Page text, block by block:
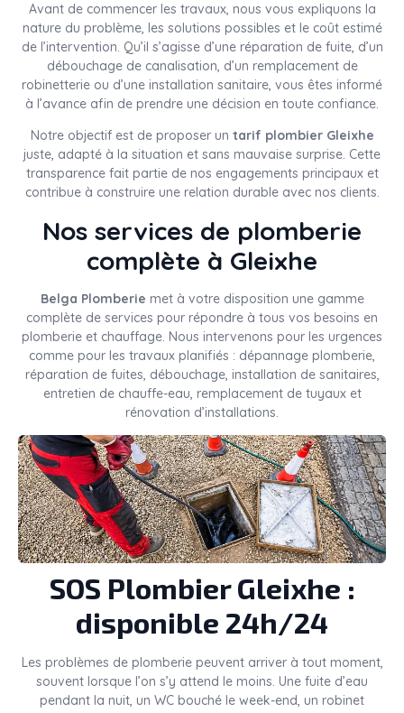
Avant de commencer les travaux, nous vous expliquons la
nature du problème, les solutions possibles et le coût estimé
de l’intervention. Qu’il s’agisse d’une réparation de fuite, d’un
débouchage de canalisation, d’un remplacement de
robinetterie ou d’une installation sanitaire, vous êtes informé
à l’avance afin de prendre une décision en toute confiance.
Notre objectif est de proposer un tarif plombier Gleixhe
juste, adapté à la situation et sans mauvaise surprise. Cette
transparence fait partie de nos engagements principaux et
contribue à construire une relation durable avec nos clients.
Nos services de plomberie
complète à Gleixhe
Belga Plomberie met à votre disposition une gamme
complète de services pour répondre à tous vos besoins en
plomberie et chauffage. Nous intervenons pour les urgences
comme pour les travaux planifiés : dépannage plomberie,
réparation de fuites, débouchage, installation de sanitaires,
entretien de chauffe-eau, remplacement de tuyaux et
rénovation d’installations.
SOS Plombier Gleixhe :
disponible 24h/24
Les problèmes de plomberie peuvent arriver à tout moment,
souvent lorsque l’on s’y attend le moins. Une fuite d’eau
pendant la nuit, un WC bouché le week-end, un robinet